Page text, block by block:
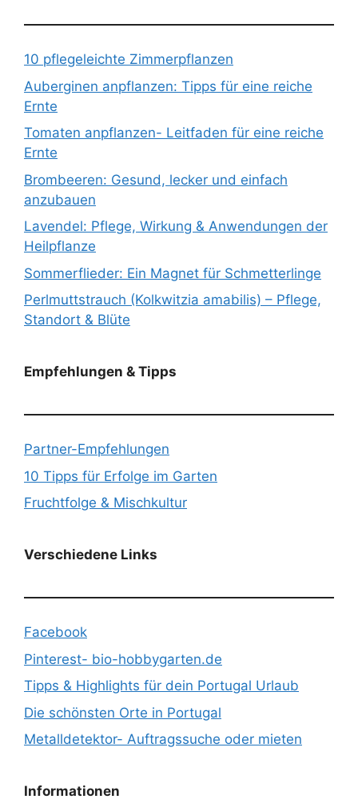
10 pflegeleichte Zimmerpflanzen
Auberginen anpflanzen: Tipps für eine reiche
Ernte
Tomaten anpflanzen- Leitfaden für eine reiche
Ernte
Brombeeren: Gesund, lecker und einfach
anzubauen
Lavendel: Pflege, Wirkung & Anwendungen der
Heilpflanze
Sommerflieder: Ein Magnet für Schmetterlinge
Perlmuttstrauch (Kolkwitzia amabilis) – Pflege,
Standort & Blüte
Empfehlungen & Tipps
Partner-Empfehlungen
10 Tipps für Erfolge im Garten
Fruchtfolge & Mischkultur
Verschiedene Links
Facebook
Pinterest- bio-hobbygarten.de
Tipps & Highlights für dein Portugal Urlaub
Die schönsten Orte in Portugal
Metalldetektor- Auftragssuche oder mieten
Informationen